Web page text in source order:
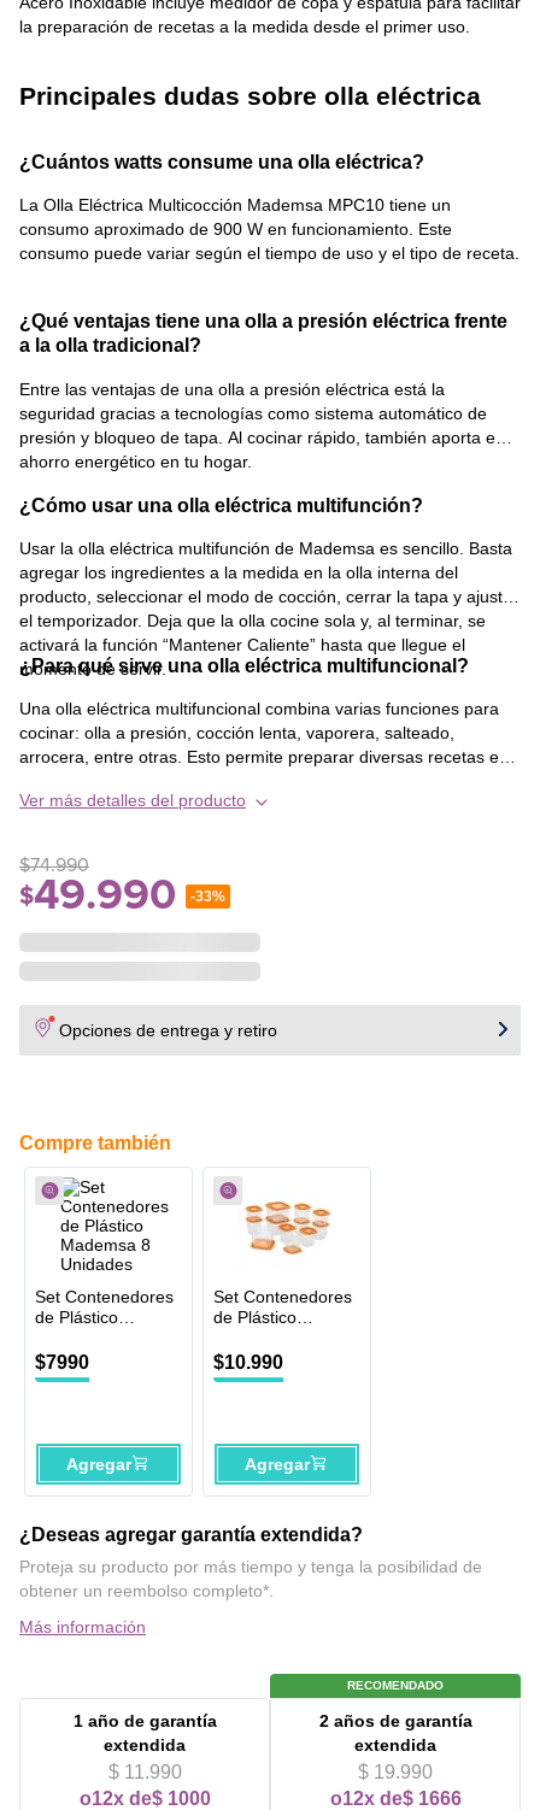
la preparación de recetas a la medida desde el primer uso.
Principales dudas sobre olla eléctrica
¿Cuántos watts consume una olla eléctrica?
La Olla Eléctrica Multicocción Mademsa MPC10 tiene un
consumo aproximado de 900 W en funcionamiento. Este
consumo puede variar según el tiempo de uso y el tipo de receta.
¿Qué ventajas tiene una olla a presión eléctrica frente
a la olla tradicional?
Entre las ventajas de una olla a presión eléctrica está la
seguridad gracias a tecnologías como sistema automático de
presión y bloqueo de tapa. Al cocinar rápido, también aporta en
ahorro energético en tu hogar.
¿Cómo usar una olla eléctrica multifunción?
Usar la olla eléctrica multifunción de Mademsa es sencillo. Basta
agregar los ingredientes a la medida en la olla interna del
producto, seleccionar el modo de cocción, cerrar la tapa y ajustar
el temporizador. Deja que la olla cocine sola y, al terminar, se
activará la función “Mantener Caliente” hasta que llegue el
momento de servir.
¿Para qué sirve una olla eléctrica multifuncional?
Una olla eléctrica multifuncional combina varias funciones para
cocinar: olla a presión, cocción lenta, vaporera, salteado,
arrocera, entre otras. Esto permite preparar diversas recetas en
Ver más detalles del producto
$74.990
$49.990 -33%
Opciones de entrega y retiro
Compre también
Set Contenedores
de Plástico
Unidades
$7990
Agregar
Set Contenedores
de Plástico
Unidades
$10.990
Agregar
¿Deseas agregar garantía extendida?
Proteja su producto por más tiempo y tenga la posibilidad de
obtener un reembolso completo*.
Más información
1 año de garantía
extendida
$ 11.990
o12x de$ 1000
RECOMENDADO
2 años de garantía
extendida
$ 19.990
o12x de$ 1666